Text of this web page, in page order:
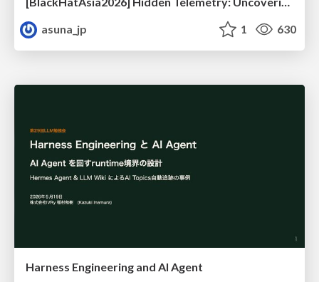
asuna_jp
1 630
Harness Engineering and Al Agent